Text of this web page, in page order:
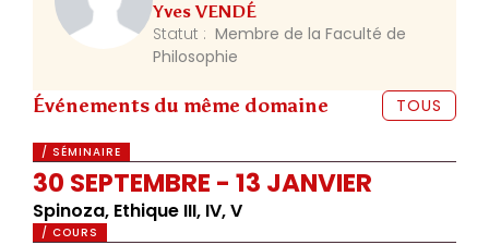
Yves VENDÉ
Statut : Membre de la Faculté de
Philosophie
Événements du même domaine TOUS
/ SÉMINAIRE
30 SEPTEMBRE - 13 JANVIER
Spinoza, Ethique III, IV, V
/ COURS